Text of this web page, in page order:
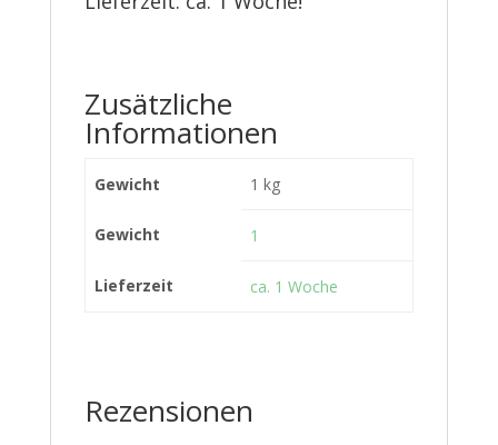
Zusätzliche
Informationen
Gewicht 1 kg
Gewicht 1
Lieferzeit ca. 1 Woche
Rezensionen